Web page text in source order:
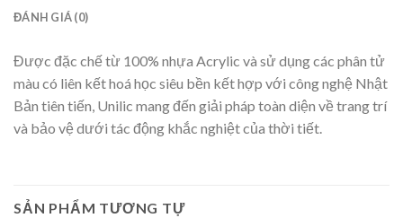
ĐÁNH GIÁ (0)
Được đặc chế từ 100% nhựa Acrylic và sử dụng các phân tử
màu có liên kết hoá học siêu bền kết hợp với công nghệ Nhật
Bản tiên tiến, Unilic mang đến giải pháp toàn diện về trang trí
và bảo vệ dưới tác động khắc nghiệt của thời tiết.
SẢN PHẨM TƯƠNG TỰ